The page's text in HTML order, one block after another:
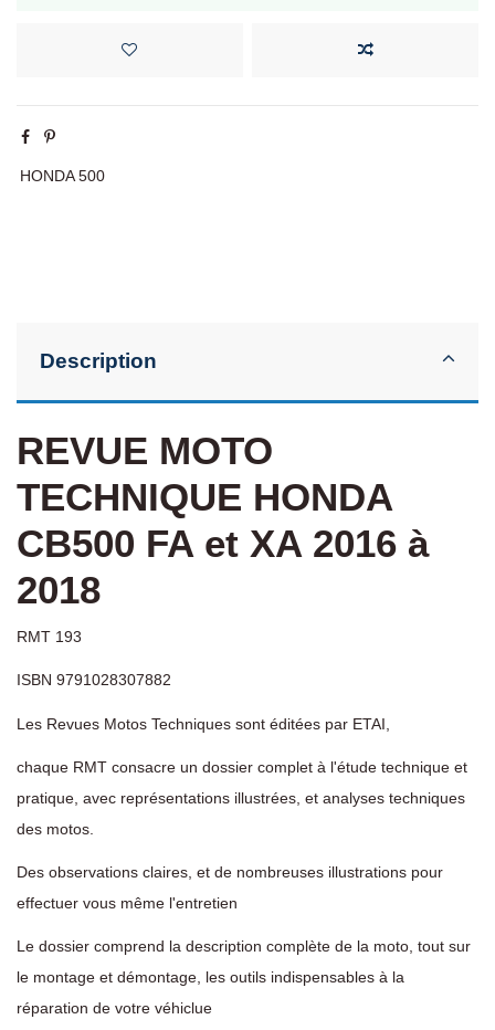
HONDA 500
Description
REVUE MOTO
TECHNIQUE HONDA
CB500 FA et XA 2016 à
2018
RMT 193
ISBN 9791028307882
Les Revues Motos Techniques sont éditées par ETAI,
chaque RMT consacre un dossier complet à l'étude technique et
pratique, avec représentations illustrées, et analyses techniques
des motos.
Des observations claires, et de nombreuses illustrations pour
effectuer vous même l'entretien
Le dossier comprend la description complète de la moto, tout sur
le montage et démontage, les outils indispensables à la
réparation de votre véhiclue